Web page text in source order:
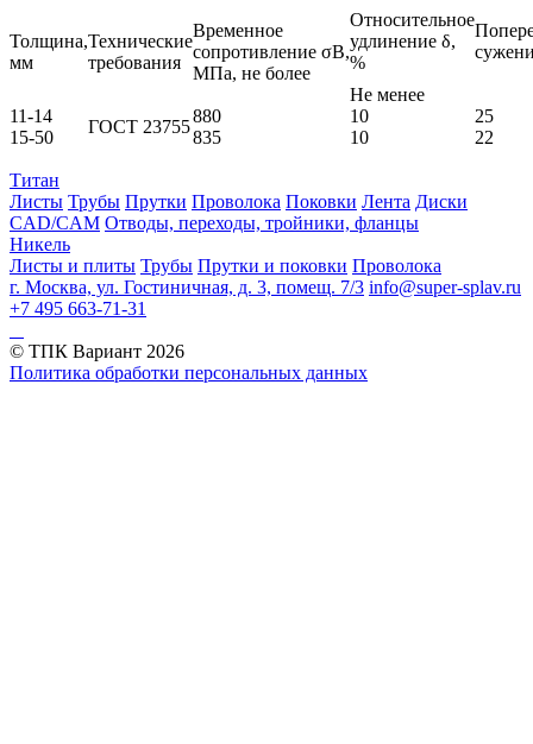
Толщина,
мм
Технические
требования
Временное
сопротивление σB,
МПа, не более
Относительное
удлинение δ,
%
Не менее
11-14
ГОСТ 23755
880 10
25
15-50
835 10 22
Титан
Листы Трубы Прутки Проволока Поковки Лента Диски
CAD/CAM Отводы, переходы, тройники, фланцы
Никель
Листы и плиты Трубы Прутки и поковки Проволока
г. Москва, ул. Гостиничная, д. 3, помещ. 7/3 info@super-splav.ru
+7 495 663-71-31
© ТПК Вариант 2026
Политика обработки персональных данных